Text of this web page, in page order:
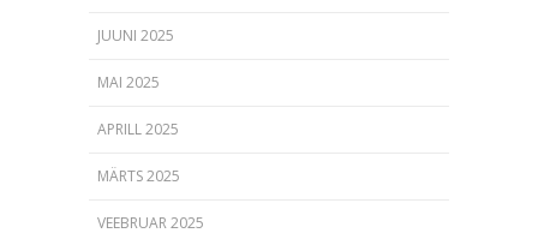
JUUNI 2025
MAI 2025
APRILL 2025
MÄRTS 2025
VEEBRUAR 2025